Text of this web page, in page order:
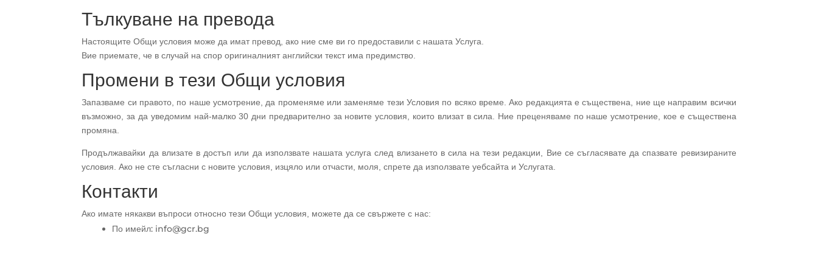
Тълкуване на превода
Настоящите Общи условия може да имат превод, ако ние сме ви го предоставили с нашата Услуга.
Вие приемате, че в случай на спор оригиналният английски текст има предимство.
Промени в тези Общи условия
Запазваме си правото, по наше усмотрение, да променяме или заменяме тези Условия по всяко време. Ако редакцията е съществена, ние ще направим всички
възможно, за да уведомим най-малко 30 дни предварително за новите условия, които влизат в сила. Ние преценяваме по наше усмотрение, кое е съществена
промяна.
Продължавайки да влизате в достъп или да използвате нашата услуга след влизането в сила на тези редакции, Вие се съгласявате да спазвате ревизираните
условия. Ако не сте съгласни с новите условия, изцяло или отчасти, моля, спрете да използвате уебсайта и Услугата.
Контакти
Ако имате някакви въпроси относно тези Общи условия, можете да се свържете с нас:
По имейл: info@gcr.bg